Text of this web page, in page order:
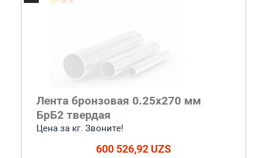
Лента бронзовая 0.25x270 мм
БрБ2 твердая
Цена за кг. Звоните!
600 526,92 UZS